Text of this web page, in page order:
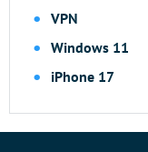
VPN
Windows 11
iPhone 17